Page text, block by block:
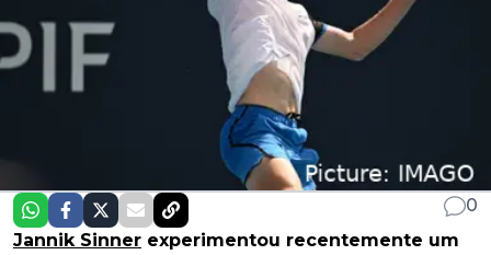
0
Jannik Sinner experimentou recentemente um